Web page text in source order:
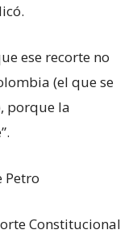
ese recorte no
(el que se
porque la
Petro
Constitucional